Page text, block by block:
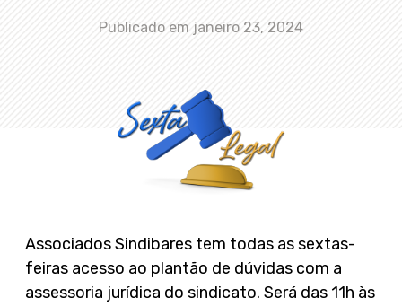
Publicado em janeiro 23, 2024
Associados Sindibares tem todas as sextas-
feiras acesso ao plantão de dúvidas com a
assessoria jurídica do sindicato. Será das 11h às